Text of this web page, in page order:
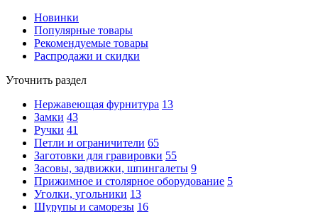
Новинки
Популярные товары
Рекомендуемые товары
Распродажи и скидки
Уточнить раздел
Нержавеющая фурнитура 13
Замки 43
Ручки 41
Петли и ограничители 65
Заготовки для гравировки 55
Засовы, задвижки, шпингалеты 9
Прижимное и столярное оборудование 5
Уголки, угольники 13
Шурупы и саморезы 16